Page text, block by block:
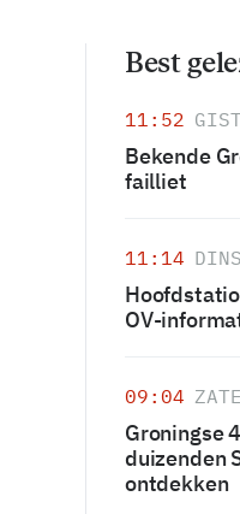
Best
11:52
Bekende
failliet
11:14
OV-
09:04
Groningse
duizenden
ontdekken